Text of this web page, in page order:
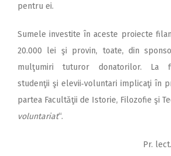
pentru ei.
Sumele investite în aceste proiecte
20.000 lei şi provin, toate, din
mulţumiri tuturor donatorilor. La
studenţii şi elevii‑voluntari implicaţi în
partea Facultăţii de Istorie, Filozofie şi
voluntariat“.
Pr.